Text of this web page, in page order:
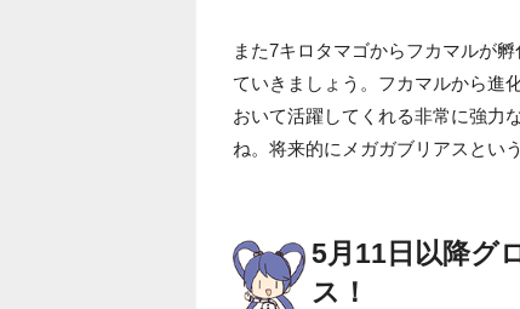
また7キロタマゴからフカマルが
ていきましょう。フカマルから進
おいて活躍してくれる非常に強力
ね。将来的にメガガブリアスとい
5月11日以降グ
ス！